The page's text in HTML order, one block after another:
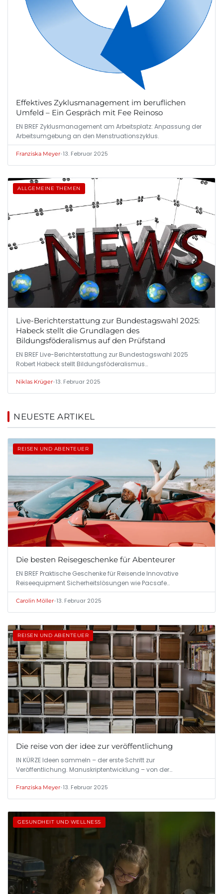
Effektives Zyklusmanagement im beruflichen
Umfeld – Ein Gespräch mit Fee Reinoso
EN BREF Zyklusmanagement am Arbeitsplatz: Anpassung der
Arbeitsumgebung an den Menstruationszyklus.
Franziska Meyer•13. Februar 2025
ALLGEMEINE THEMEN
Live-Berichterstattung zur Bundestagswahl 2025:
Habeck stellt die Grundlagen des
Bildungsföderalismus auf den Prüfstand
EN BREF Live-Berichterstattung zur Bundestagswahl 2025
Robert Habeck stellt Bildungsföderalismus…
Niklas Krüger•13. Februar 2025
NEUESTE ARTIKEL
REISEN UND ABENTEUER
Die besten Reisegeschenke für Abenteurer
EN BREF Praktische Geschenke für Reisende Innovative
Reiseequipment Sicherheitslösungen wie Pacsafe…
Carolin Möller•13. Februar 2025
REISEN UND ABENTEUER
Die reise von der idee zur veröffentlichung
IN KÜRZE Ideen sammeln – der erste Schritt zur
Veröffentlichung. Manuskriptentwicklung – von der…
Franziska Meyer•13. Februar 2025
GESUNDHEIT UND WELLNESS